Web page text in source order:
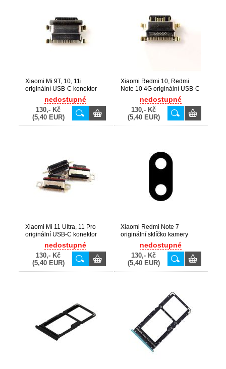
Xiaomi Mi 9T, 10, 11i
originální USB-C konektor
nedostupné
130,- Kč
(5,40 EUR)
Xiaomi Redmi 10, Redmi
Note 10 4G originální USB-C
konektor (Bulk)nedostupné
130,- Kč
(5,40 EUR)
Xiaomi Mi 11 Ultra, 11 Pro
originální USB-C konektor
nedostupné
130,- Kč
(5,40 EUR)
Xiaomi Redmi Note 7
originální sklíčko kamery
nedostupné
130,- Kč
(5,40 EUR)